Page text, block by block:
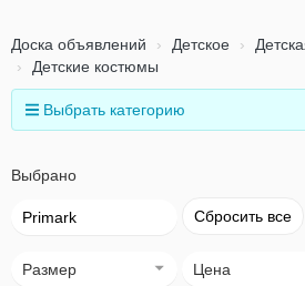
Доска объявлений Детское
Детские костюмы
Выбрать категорию
Выбрано
Primark Сбросить все
Размер Цена